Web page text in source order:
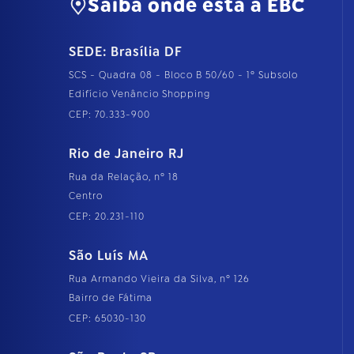
Saiba onde está a EBC
SEDE: Brasília DF
SCS - Quadra 08 - Bloco B 50/60 - 1º Subsolo
Edifício Venâncio Shopping
CEP: 70.333-900
Rio de Janeiro RJ
Rua da Relação, nº 18
Centro
CEP: 20.231-110
São Luís MA
Rua Armando Vieira da Silva, nº 126
Bairro de Fátima
CEP: 65030-130